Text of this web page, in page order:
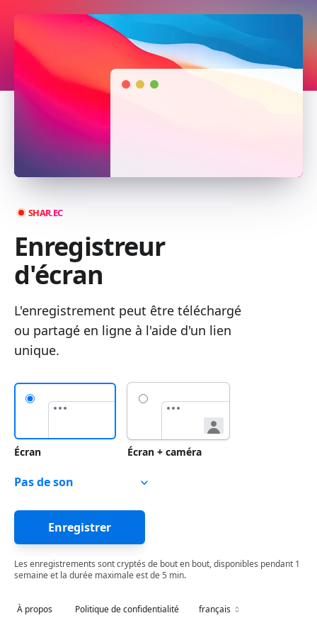
SHAR.EC
Enregistreur
d'écran
L'enregistrement peut être téléchargé
ou partagé en ligne à l'aide d'un lien
unique.
Écran Écran + caméra
Réglage
l'enregistrement
Enregistrer
Les enregistrements sont cryptés de bout en bout, disponibles pendant 1
semaine et la durée maximale est de 5 min.
À propos Politique de confidentialité français